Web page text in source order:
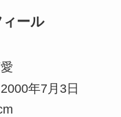
ール
年7月3日